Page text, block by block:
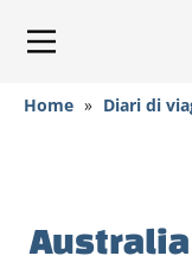
Home » Diari di